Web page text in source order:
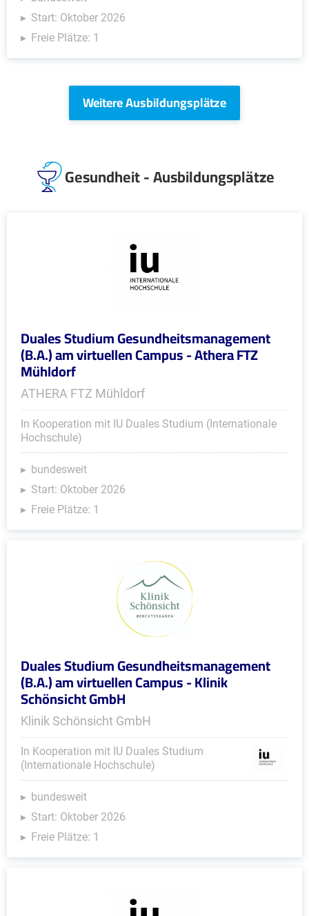
Start: Oktober 2026
Freie Plätze: 1
Weitere Ausbildungsplätze
Gesundheit - Ausbildungsplätze
Duales Studium Gesundheitsmanagement
(B.A.) am virtuellen Campus - Athera FTZ
Mühldorf
ATHERA FTZ Mühldorf
In Kooperation mit IU Duales Studium (Internationale
Hochschule)
bundesweit
Start: Oktober 2026
Freie Plätze: 1
Duales Studium Gesundheitsmanagement
(B.A.) am virtuellen Campus - Klinik
Schönsicht GmbH
Klinik Schönsicht GmbH
In Kooperation mit IU Duales Studium
(Internationale Hochschule)
bundesweit
Start: Oktober 2026
Freie Plätze: 1